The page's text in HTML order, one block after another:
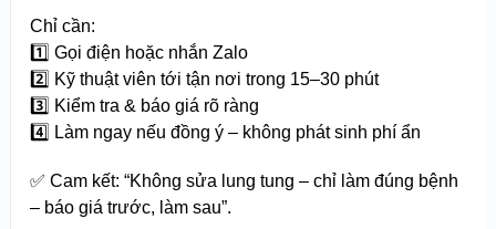
Chỉ cần:
1️⃣ Gọi điện hoặc nhắn Zalo
2️⃣ Kỹ thuật viên tới tận nơi trong 15–30 phút
3️⃣ Kiểm tra & báo giá rõ ràng
4️⃣ Làm ngay nếu đồng ý – không phát sinh phí ẩn
✅ Cam kết: “Không sửa lung tung – chỉ làm đúng bệnh
– báo giá trước, làm sau”.